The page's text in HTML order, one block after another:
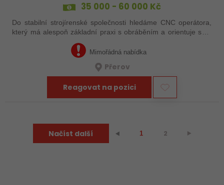
35 000 - 60 000 Kč
Do stabilní strojírenské společnosti hledáme CNC operátora,
který má alespoň základní praxi s obráběním a orientuje se v
technické dokumentaci. Nemusíte mít za sebou roky
zkušeností – důležité je, že…Mimořádná nabídka
Přerov
Reagovat na pozici
Načíst další ⯇ 1 2 ⯈